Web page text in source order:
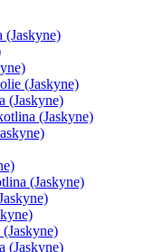
(Jaskyne)
(Jaskyne)
(Jaskyne)
(Jaskyne)
(Jaskyne)
(Jaskyne)